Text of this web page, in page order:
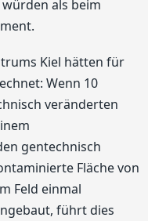
als beim
Kiel hätten für
Wenn 10
veränderten
gentechnisch
Fläche von
Feld einmal
führt dies